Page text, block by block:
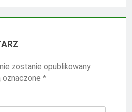
zostanie opublikowany.
oznaczone *